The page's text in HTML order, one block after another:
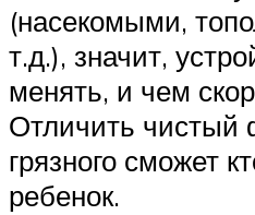
(насекомыми,
т.д.), значит,
менять, и чем
Отличить чистый
грязного сможет
ребенок.